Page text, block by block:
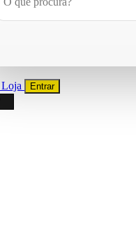
Loja Entrar